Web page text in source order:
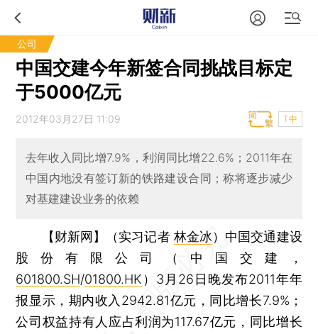
公司
中国交建今年新签合同挑战目标定
于5000亿元
2012年03月27日 11:09 T中
去年收入同比增7.9%，利润同比增22.6%；2011年在
中国内地没有签订新的铁路建设合同；称将逐步减少
对基建建设业务的依赖
【财新网】（实习记者 林金冰） 中国交通建设
股份有限公司（中国交建，
601800.SH/01800.HK ）3月26日晚发布2011年年
报显示，期内收入2942.81亿元，同比增长7.9%；
公司权益持有人应占利润为117.67亿元，同比增长